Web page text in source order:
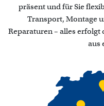
präsent und für Sie
Transport, Montage
Reparaturen – alles erfolgt
aus